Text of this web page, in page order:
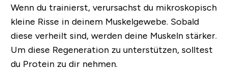
Wenn du trainierst, verursachst du mikroskopisch
kleine Risse in deinem Muskelgewebe. Sobald
diese verheilt sind, werden deine Muskeln stärker.
Um diese Regeneration zu unterstützen, solltest
du Protein zu dir nehmen.